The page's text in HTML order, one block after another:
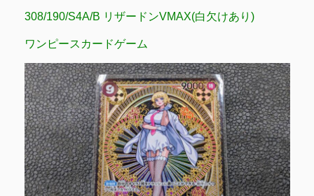
308/190/S4A/B リザードンVMAX(白欠けあり)
ワンピースカードゲーム